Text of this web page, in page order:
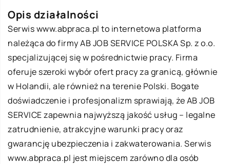
Opis działalności
Serwis www.abpraca.pl to internetowa platforma
należąca do firmy AB JOB SERVICE POLSKA Sp. z o.o.
specjalizującej się w pośrednictwie pracy. Firma
oferuje szeroki wybór ofert pracy za granicą, głównie
w Holandii, ale również na terenie Polski. Bogate
doświadczenie i profesjonalizm sprawiają, że AB JOB
SERVICE zapewnia najwyższą jakość usług – legalne
zatrudnienie, atrakcyjne warunki pracy oraz
gwarancję ubezpieczenia i zakwaterowania. Serwis
www.abpraca.pl jest miejscem zarówno dla osób